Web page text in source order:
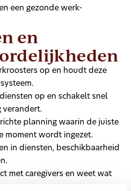
een gezonde werk-
en
op en houdt deze
op en schakelt snel
verandert.
planning waarin de juiste
moment wordt ingezet.
in diensten, beschikbaarheid
met caregivers en weet wat